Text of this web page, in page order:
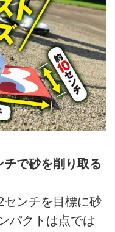
チで砂を削り取る
ンチを目標に砂
パクトは点では